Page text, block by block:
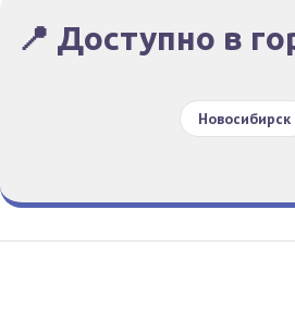
📍 Доступно в
Новосибирск